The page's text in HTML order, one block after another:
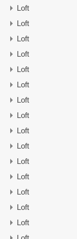
Loft
Loft
Loft
Loft
Loft
Loft
Loft
Loft
Loft
Loft
Loft
Loft
Loft
Loft
Loft